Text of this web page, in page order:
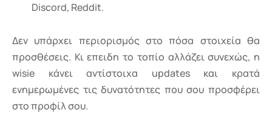
Discord, Reddit.
Δεν υπάρχει περιορισμός στο πόσα στοιχεία θα
προσθέσεις. Κι επειδη το τοπίο αλλάζει συνεχώς, η
wisie κάνει αντίστοιχα updates και κρατά
ενημερωμένες τις δυνατότητες που σου προσφέρει
στο προφίλ σου.